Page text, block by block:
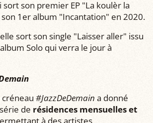
sort son premier EP "La koulèr la
1er album "Incantation" en 2020.
sort son single "Laisser aller" issu
Solo qui verra le jour à
#JazzDeDemain a donné
de résidences mensuelles et